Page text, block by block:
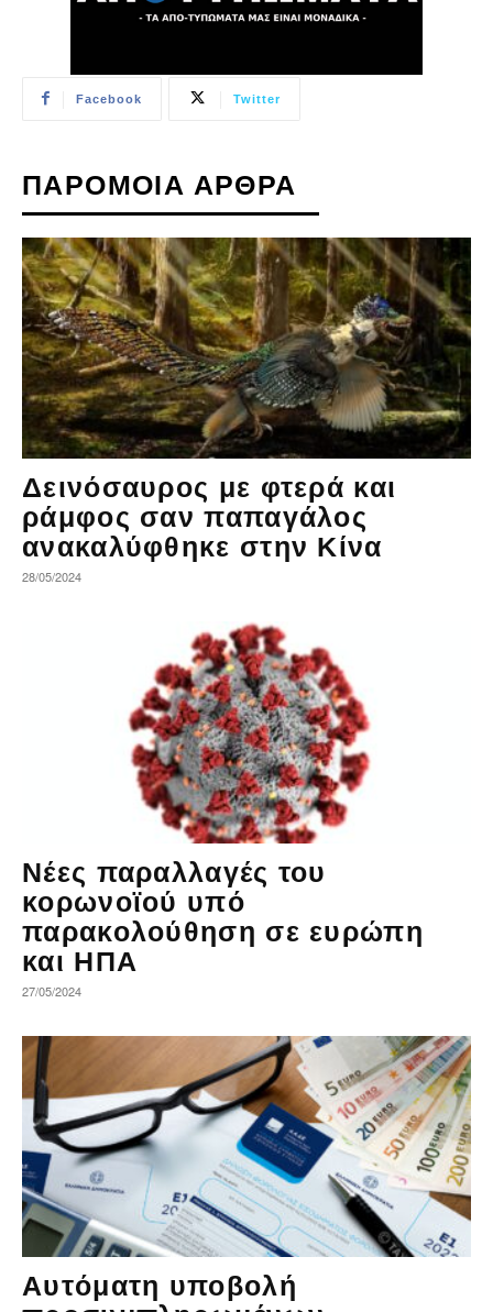
Facebook Twitter
ΠΑΡΟΜΟΙΑ ΑΡΘΡΑ
Δεινόσαυρος με φτερά και
ράμφος σαν παπαγάλος
ανακαλύφθηκε στην Κίνα
28/05/2024
Νέες παραλλαγές του
κορωνοϊού υπό
παρακολούθηση σε ευρώπη
και ΗΠΑ
27/05/2024
Αυτόματη υποβολή